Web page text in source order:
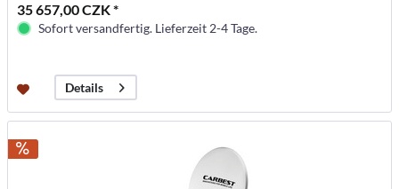
35 657,00 CZK *
Sofort versandfertig. Lieferzeit 2-4 Tage.
Details